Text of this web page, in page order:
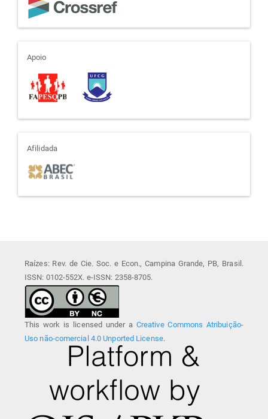
apoio
Apoio
afiliada
Afilidada
Raízes: Rev. de Cie. Soc. e Econ., Campina Grande, PB, Brasil.
ISSN: 0102-552X. e-ISSN: 2358-8705.
This work is licensed under a Creative Commons Atribuição-
Uso não-comercial 4.0 Unported License.